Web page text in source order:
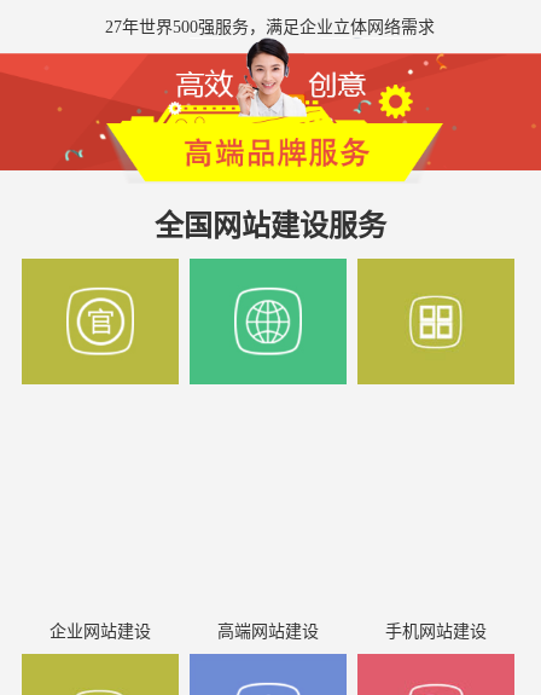
27年世界500强服务，满足企业立体网络需求
全国网站建设服务
企业网站建设 高端网站建设 手机网站建设